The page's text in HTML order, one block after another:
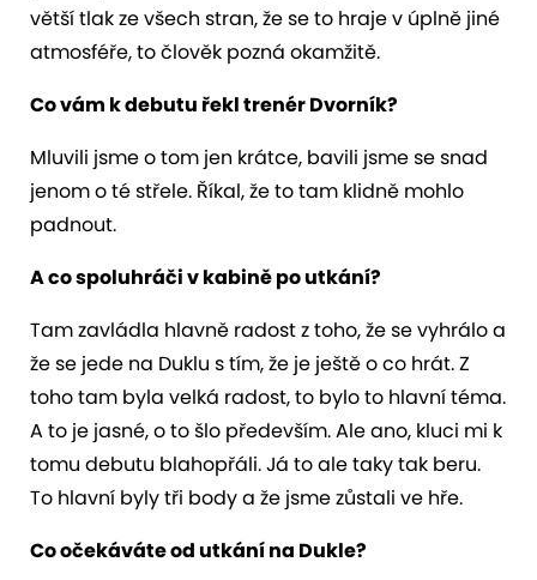
větší tlak ze všech stran, že se to hraje v úplně jiné
atmosféře, to člověk pozná okamžitě.
Co vám k debutu řekl trenér Dvorník?
Mluvili jsme o tom jen krátce, bavili jsme se snad
jenom o té střele. Říkal, že to tam klidně mohlo
padnout.
A co spoluhráči v kabině po utkání?
Tam zavládla hlavně radost z toho, že se vyhrálo a
že se jede na Duklu s tím, že je ještě o co hrát. Z
toho tam byla velká radost, to bylo to hlavní téma.
A to je jasné, o to šlo především. Ale ano, kluci mi k
tomu debutu blahopřáli. Já to ale taky tak beru.
To hlavní byly tři body a že jsme zůstali ve hře.
Co očekáváte od utkání na Dukle?